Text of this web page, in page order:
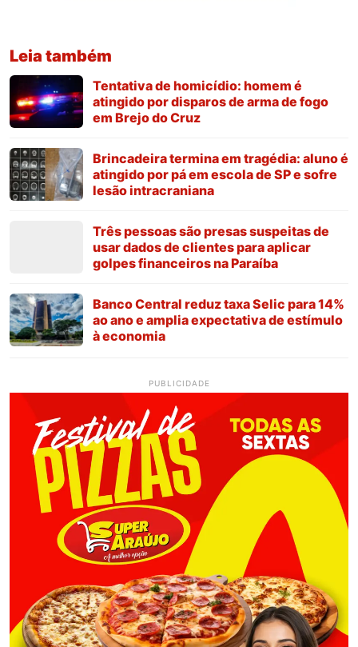
Leia também
Tentativa de homicídio: homem é
atingido por disparos de arma de fogo
em Brejo do Cruz
Brincadeira termina em tragédia: aluno é
atingido por pá em escola de SP e sofre
lesão intracraniana
Três pessoas são presas suspeitas de
usar dados de clientes para aplicar
golpes financeiros na Paraíba
Banco Central reduz taxa Selic para 14%
ao ano e amplia expectativa de estímulo
à economia
PUBLICIDADE